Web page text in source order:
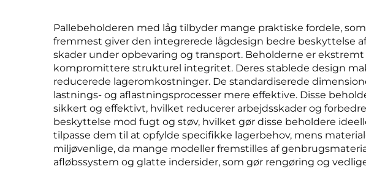
Pallebeholderen med låg tilbyder mange praktiske fordele,
fremmest giver den integrerede lågdesign bedre beskyttelse
skader under opbevaring og transport. Beholderne er
kompromittere strukturel integritet. Deres stablede design
reducerede lageromkostninger. De standardiserede
lastnings- og aflastningsprocesser mere effektive. Disse
sikkert og effektivt, hvilket reducerer arbejdsskader og
beskyttelse mod fugt og støv, hvilket gør disse beholdere
tilpasse dem til at opfylde specifikke lagerbehov, mens
miljøvenlige, da mange modeller fremstilles af
afløbssystem og glatte indersider, som gør rengøring og